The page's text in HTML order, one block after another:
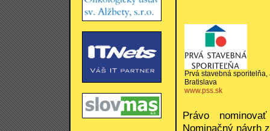
Prvá stavebná sporitelňa,
Bratislava
www.pss.sk
Právo
Nominačný návrh